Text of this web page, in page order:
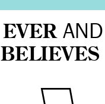
EVERAND
BELIEVES